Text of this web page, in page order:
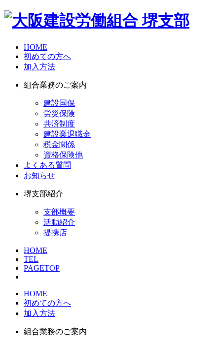
HOME
初めての方へ
加入方法
組合業務のご案内
建設国保
労災保険
共済制度
建設業退職金
税金関係
資格保険他
よくある質問
お知らせ
堺支部紹介
支部概要
活動紹介
提携店
HOME
TEL
PAGETOP
HOME
初めての方へ
加入方法
組合業務のご案内